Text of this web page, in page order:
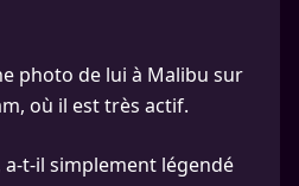
photo de lui à Malibu sur
où il est très actif.
a-t-il simplement légendé